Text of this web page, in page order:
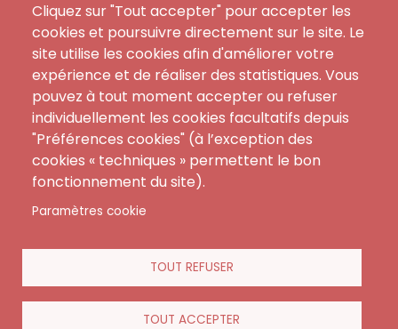
ENVOYER AU SERVICE COMMERCIAL
Cliquez sur "Tout accepter" pour accepter les
cookies et poursuivre directement sur le site. Le
site utilise les cookies afin d'améliorer votre
expérience et de réaliser des statistiques. Vous
pouvez à tout moment accepter ou refuser
individuellement les cookies facultatifs depuis
"Préférences cookies" (à l’exception des
cookies « techniques » permettent le bon
fonctionnement du site).
Paramètres cookie
TOUT REFUSER
TOUT ACCEPTER
footer
Contact
FAQ
Mentions Légales
Règlement Intérieur